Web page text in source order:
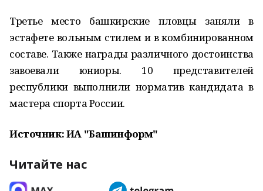
Третье место башкирские пловцы заняли в
эстафете вольным стилем и в комбинированном
составе. Также награды различного достоинства
завоевали юниоры. 10 представителей
республики выполнили норматив кандидата в
мастера спорта России.
Источник: ИА "Башинформ"
Читайте нас